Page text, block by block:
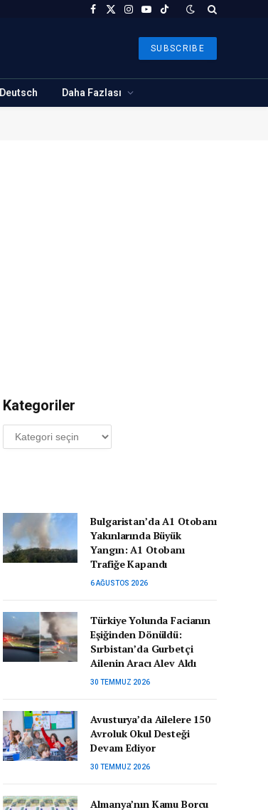
Facebook
X
Instagram
YouTubeTikTok
SUBSCRIBE
Deutsch Daha Fazlası
Kategoriler
Kategoriler
Bulgaristan’da A1 Otobanı
Yakınlarında Büyük
Yangın: A1 Otobanı
Trafiğe Kapandı
6 AĞUSTOS 2026
Türkiye Yolunda Facianın
Eşiğinden Dönüldü:
Sırbistan’da Gurbetçi
Ailenin Aracı Alev Aldı
30 TEMMUZ 2026
Avusturya’da Ailelere 150
Avroluk Okul Desteği
Devam Ediyor
30 TEMMUZ 2026
Almanya’nın Kamu Borcu